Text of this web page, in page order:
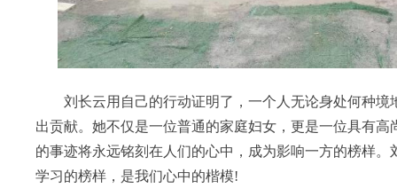
刘长云用自己的行动证明了，一个人无论身处何种境
出贡献。她不仅是一位普通的家庭妇女，更是一位具有
的事迹将永远铭刻在人们的心中，成为影响一方的榜样
学习的榜样，是我们心中的楷模!